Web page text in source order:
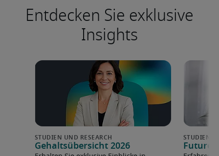
Entdecken Sie exklusive
Insights
Gehaltsübersicht 2026 Future